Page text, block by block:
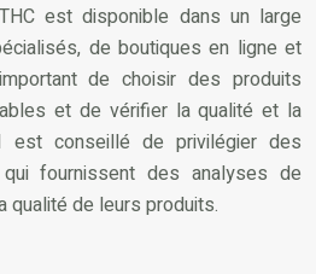
est disponible dans un large
de boutiques en ligne et
de choisir des produits
et de vérifier la qualité et la
est conseillé de privilégier des
fournissent des analyses de
qualité de leurs produits.